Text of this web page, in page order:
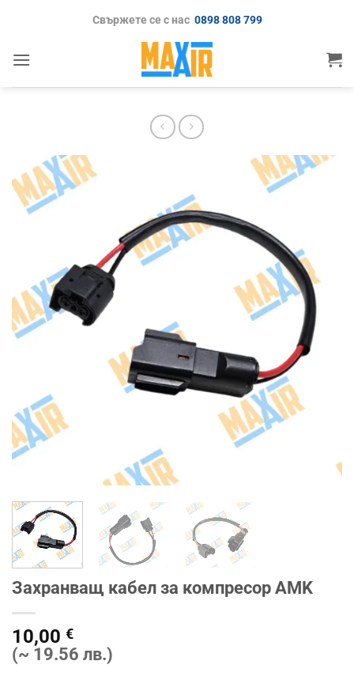
Свържете се с нас 0898 808 799
Захранващ кабел за компресор AMK
10,00 €
(~ 19.56 лв.)